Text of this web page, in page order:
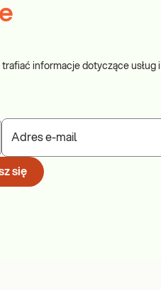
informacje dotyczące
Adres e-mail
się